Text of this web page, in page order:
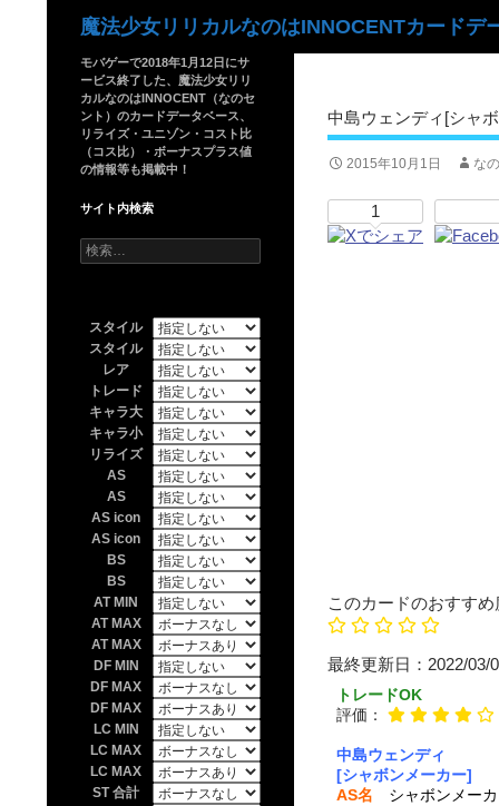
魔法少女リリカルなのはINNOCENTカードデ
中島ウェンディ[シャ
2015年10月1日 な
1
このカードのおすすめ
最終更新日
トレードOK
評価：
中島ウェンディ
[シャボンメーカー]
AS名 シャボンメー
モバゲーで2018年1月12日にサ
ービス終了した、魔法少女リリ
カルなのはINNOCENT（なのセ
ント）のカードデータベース、
リライズ・ユニゾン・コスト比
（コス比）・ボーナスプラス値
の情報等も掲載中！
サイト内検索
検
索:
スタイル
スタイル
レア
トレード
キャラ大
キャラ小
リライズ
AS
AS
AS icon
AS icon
BS
BS
AT MIN
AT MAX
AT MAX
DF MIN
DF MAX
DF MAX
LC MIN
LC MAX
LC MAX
ST 合計